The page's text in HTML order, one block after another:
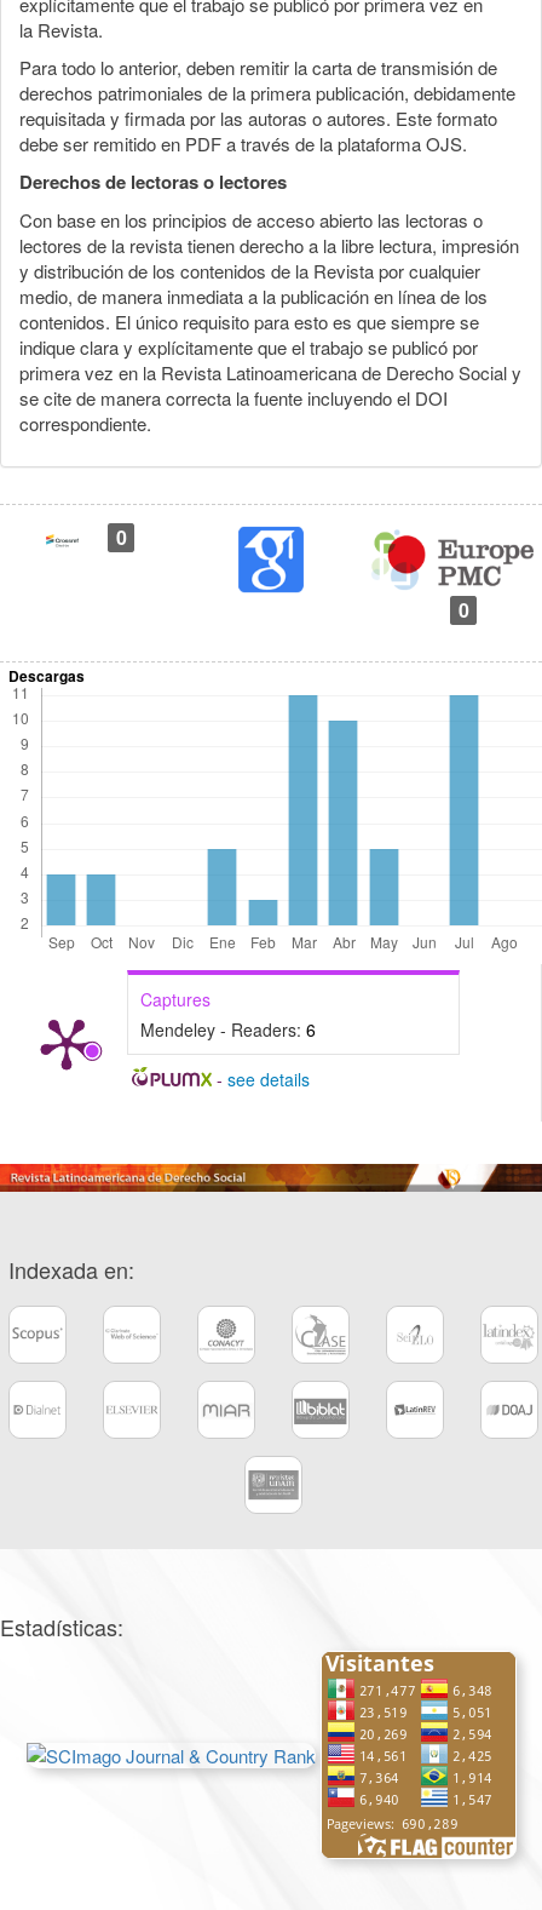
la Revista.
Para todo lo anterior, deben remitir la carta de transmisión de
derechos patrimoniales de la primera publicación, debidamente
requisitada y firmada por las autoras o autores. Este formato
debe ser remitido en PDF a través de la plataforma OJS.
Derechos de lectoras o lectores
Con base en los principios de acceso abierto las lectoras o
lectores de la revista tienen derecho a la libre lectura, impresión
y distribución de los contenidos de la Revista por cualquier
medio, de manera inmediata a la publicación en línea de los
contenidos. El único requisito para esto es que siempre se
indique clara y explícitamente que el trabajo se publicó por
primera vez en la Revista Latinoamericana de Derecho Social y
se cite de manera correcta la fuente incluyendo el DOI
correspondiente.
0
0
Descargas
Captures
Mendeley - Readers: 6
- see details
Indexada en:
Estadísticas: